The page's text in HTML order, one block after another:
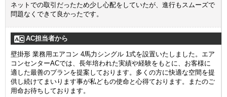
ネットでの取引だったため少し心配をしていたが、進行もスムーズで
問題なくできて良かったです。
AC担当者から
壁掛形 業務用エアコン 4馬力シングル 1式を設置いたしました。エア
コンセンターACでは、長年培われた実績や経験をもとに、お客様に
適した最善のプランを提案しております。多くの方に快適な空間を提
供し続けてまいります事が私どもの使命と心得ております。またのご
用命お待ちしております。